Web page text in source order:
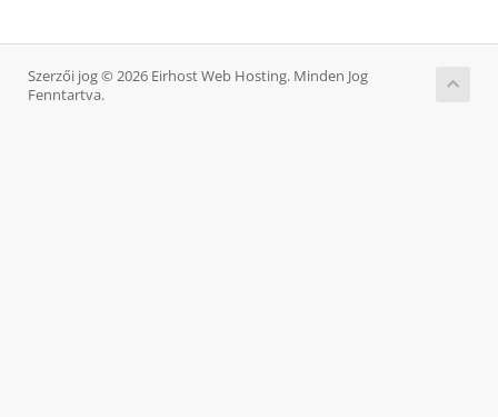
Szerzői jog © 2026 Eirhost Web Hosting. Minden Jog
Fenntartva.